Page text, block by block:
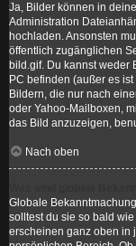
Ja, Bilder können in
Administration
hochladen. Ansonsten
öffentlich zugänglichen
bild.gif. Du kannst weder
PC befinden (außer es
Bildern, die nur nach
oder Yahoo-Mailboxen,
das Bild anzuzeigen,
Nach oben
Globale
solltest du sie so bald
erscheinen ganz oben in